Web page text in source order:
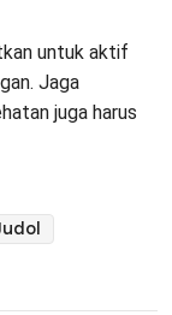
untuk aktif
Jaga
juga harus